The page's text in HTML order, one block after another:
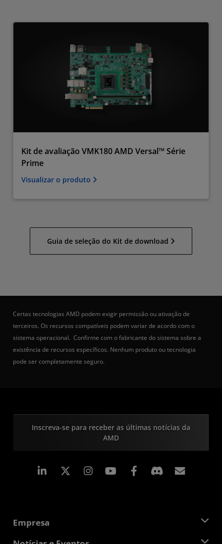
Kit de avaliação VMK180 AMD Versal™ Série
Prime
Visualizar o produto
Guia de seleção do Kit de download
Certas tecnologias AMD podem exigir permissão ou ativação de
terceiros. Os recursos compatíveis podem variar de acordo com o
sistema operacional. Confirme com o fabricante do sistema sobre a
existência de recursos específicos. Nenhum produto ou tecnologia
pode ser completamente seguro.
Inscreva-se para receber as últimas notícias da
AMD
Linkedin Instagram Facebook
Empresa
Sobre a AMD